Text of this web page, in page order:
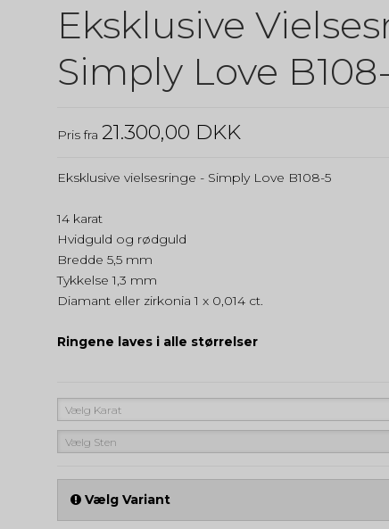
Eksklusive
Simply Love
Pris fra 21.300,00 DKK
Eksklusive vielsesringe - Simply Love B108-5
14 karat
Hvidguld og rødguld
Bredde 5,5 mm
Tykkelse 1,3 mm
Diamant eller zirkonia 1 x 0,014 ct.
Ringene laves i alle størrelser
Vælg Karat
Vælg Sten
Vælg Variant